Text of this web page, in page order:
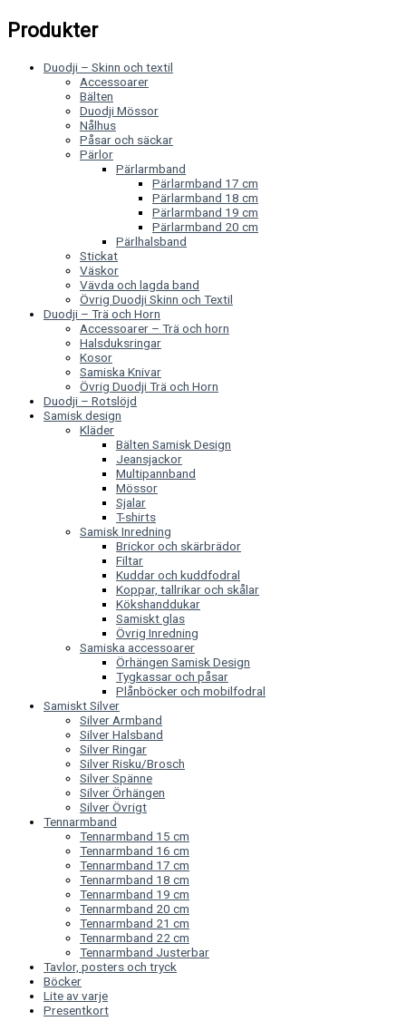
Produkter
Duodji – Skinn och textil
Accessoarer
Bälten
Duodji Mössor
Nålhus
Påsar och säckar
Pärlor
Pärlarmband
Pärlarmband 17 cm
Pärlarmband 18 cm
Pärlarmband 19 cm
Pärlarmband 20 cm
Pärlhalsband
Stickat
Väskor
Vävda och lagda band
Övrig Duodji Skinn och Textil
Duodji – Trä och Horn
Accessoarer – Trä och horn
Halsduksringar
Kosor
Samiska Knivar
Övrig Duodji Trä och Horn
Duodji – Rotslöjd
Samisk design
Kläder
Bälten Samisk Design
Jeansjackor
Multipannband
Mössor
Sjalar
T-shirts
Samisk Inredning
Brickor och skärbrädor
Filtar
Kuddar och kuddfodral
Koppar, tallrikar och skålar
Kökshanddukar
Samiskt glas
Övrig Inredning
Samiska accessoarer
Örhängen Samisk Design
Tygkassar och påsar
Plånböcker och mobilfodral
Samiskt Silver
Silver Armband
Silver Halsband
Silver Ringar
Silver Risku/Brosch
Silver Spänne
Silver Örhängen
Silver Övrigt
Tennarmband
Tennarmband 15 cm
Tennarmband 16 cm
Tennarmband 17 cm
Tennarmband 18 cm
Tennarmband 19 cm
Tennarmband 20 cm
Tennarmband 21 cm
Tennarmband 22 cm
Tennarmband Justerbar
Tavlor, posters och tryck
Böcker
Lite av varje
Presentkort